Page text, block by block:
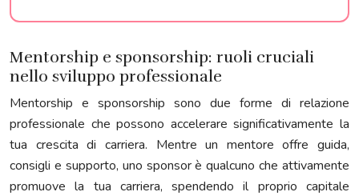
Mentorship e sponsorship: ruoli cruciali
nello sviluppo professionale
Mentorship e sponsorship sono due forme di relazione
professionale che possono accelerare significativamente la
tua crescita di carriera. Mentre un mentore offre guida,
consigli e supporto, uno sponsor è qualcuno che attivamente
promuove la tua carriera, spendendo il proprio capitale